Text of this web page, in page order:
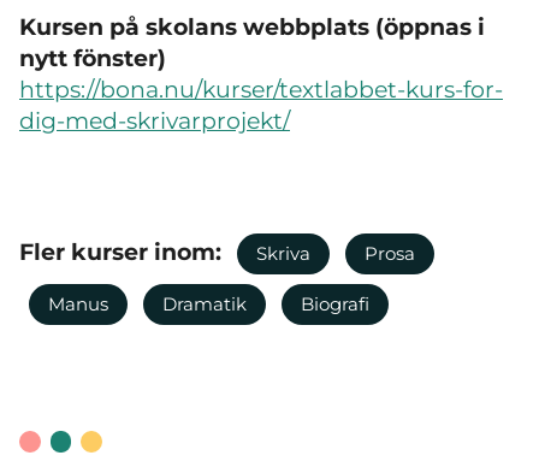
Kursen på skolans webbplats (öppnas i
nytt fönster)
https://bona.nu/kurser/textlabbet-kurs-for-
dig-med-skrivarprojekt/
Fler kurser inom: Skriva Prosa
Manus Dramatik Biografi